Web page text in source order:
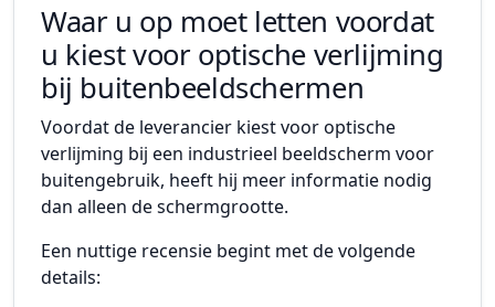
Waar u op moet letten voordat
u kiest voor optische verlijming
bij buitenbeeldschermen
Voordat de leverancier kiest voor optische
verlijming bij een industrieel beeldscherm voor
buitengebruik, heeft hij meer informatie nodig
dan alleen de schermgrootte.
Een nuttige recensie begint met de volgende
details: